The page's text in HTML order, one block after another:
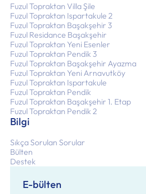
Fuzul Topraktan Villa Şile
Fuzul Topraktan Ispartakule 2
Fuzul Topraktan Başakşehir 3
Fuzul Residance Başakşehir
Fuzul Topraktan Yeni Esenler
Fuzul Topraktan Pendik 3
Fuzul Topraktan Başakşehir Ayazma
Fuzul Topraktan Yeni Arnavutköy
Fuzul Topraktan Ispartakule
Fuzul Topraktan Pendik
Fuzul Topraktan Başakşehir 1. Etap
Fuzul Topraktan Pendik 2
Bilgi
Sıkça Sorulan Sorular
Bülten
Destek
E-bülten